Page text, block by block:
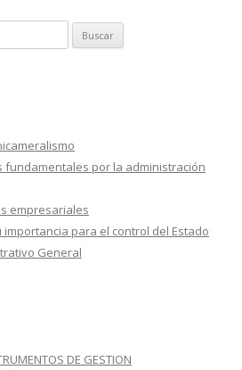
fundamentales por la administración
empresariales
importancia para el control del Estado
General
DE GESTION